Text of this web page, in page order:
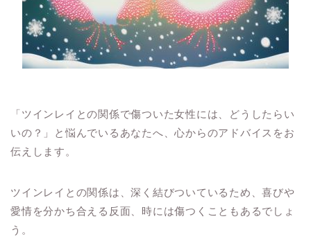
「ツインレイとの関係で傷ついた女性には、どうしたらい
いの？」と悩んでいるあなたへ、心からのアドバイスをお
伝えします。
ツインレイとの関係は、深く結びついているため、喜びや
愛情を分かち合える反面、時には傷つくこともあるでしょ
う。